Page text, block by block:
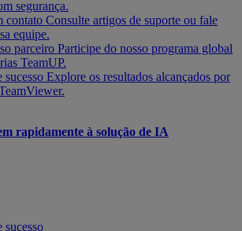
segurança.
contato Consulte artigos de suporte ou fale
equipe.
parceiro Participe do nosso programa global
TeamUP.
sucesso Explore os resultados alcançados por
rapidamente à solução de IA
sucesso